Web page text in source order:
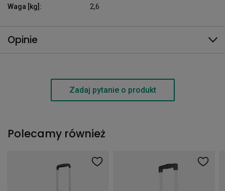
Waga [kg] : 2,6
Opinie
Zadaj pytanie o produkt
Polecamy również